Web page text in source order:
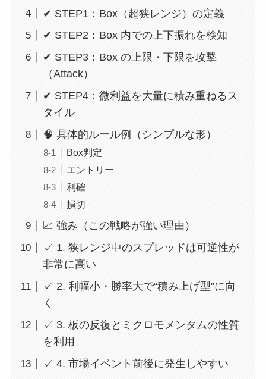
✔ STEP1：Box（超狭レンジ）の定義
✔ STEP2：Box 内での上下振れを検知
✔ STEP3：Box の上限・下限を攻撃
（Attack）
✔ STEP4：微利益を大量に積み重ねるス
タイル
🧠 具体的ルール例（シンプルな形）
Box判定
エントリー
利確
損切
📈 強み（この戦略が強い理由）
✓ 1. 狭レンジ中のスプレッドは可逆性が
非常に高い
✓ 2. 利幅小・勝率大で“積み上げ型”に向
く
✓ 3. 板の反復とミクロモメンタムの性質
を利用
✓ 4. 市場イベント前後に発生しやすい